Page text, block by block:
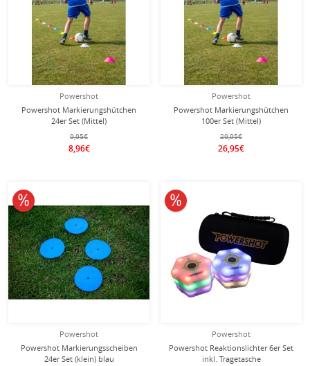
Powershot
Powershot Markierungshütchen
24er Set (Mittel)
9,95€
8,96€
Powershot
Powershot Markierungshütchen
100er Set (Mittel)
29,95€
26,95€
Powershot
Powershot Markierungsscheiben
24er Set (klein) blau
10% reduziert
Powershot
Powershot Reaktionslichter 6er Set
inkl. Tragetasche
10% reduziert